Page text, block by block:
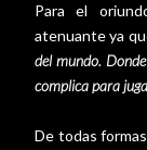
Para el
atenuante ya
del mundo.
complica para
De todas